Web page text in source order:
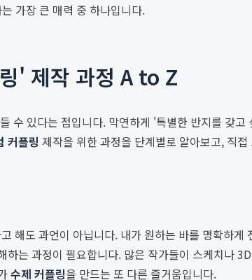
가장 큰 매력 중 하나입니다.
' 제작 과정 A to Z
수 있다는 점입니다. 막연하게 '특별한 반지를 갖
커플링 제작을 위한 과정을 단계별로 알아보고, 직
해도 과언이 아닙니다. 내가 원하는 바를 명확하
는 과정이 필요합니다. 많은 작가들이 스케치나
수제 커플링을 만드는 또 다른 즐거움입니다.